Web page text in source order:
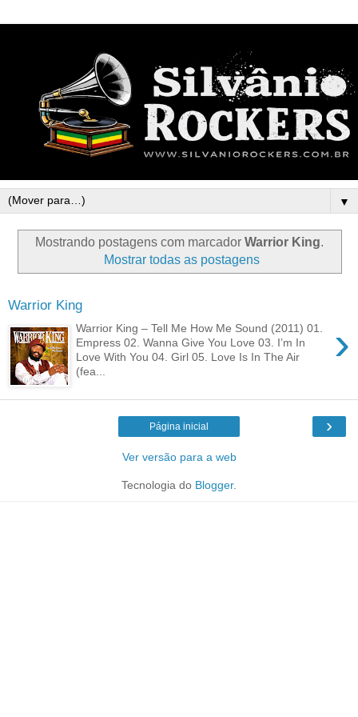
▼
Mostrando postagens com marcador Warrior King.
Mostrar todas as postagens
Warrior King
›
Warrior King – Tell Me How Me Sound (2011) 01.
Empress 02. Wanna Give You Love 03. I’m In
Love With You 04. Girl 05. Love Is In The Air
(fea...
›
Página inicial
Ver versão para a web
Tecnologia do Blogger.